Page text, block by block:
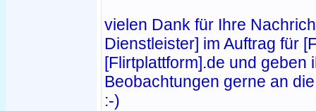
vielen Dank für Ihre
Dienstleister] im Auftrag für
[Flirtplattform].de und
Beobachtungen gerne an
:-)